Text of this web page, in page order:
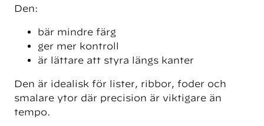
Den:
bär mindre färg
ger mer kontroll
är lättare att styra längs kanter
Den är idealisk för lister, ribbor, foder och
smalare ytor där precision är viktigare än
tempo.